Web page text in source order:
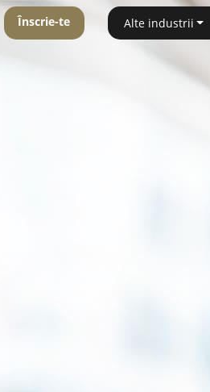
Înscrie-te Alte industrii